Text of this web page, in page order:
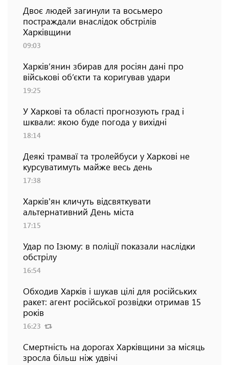
Двоє людей загинули та восьмеро
постраждали внаслідок обстрілів
Харківщини
09:03
Харків’янин збирав для росіян дані про
військові об’єкти та коригував удари
19:25
У Харкові та області прогнозують град і
шквали: якою буде погода у вихідні
18:14
Деякі трамваї та тролейбуси у Харкові не
курсуватимуть майже весь день
17:38
Харків'ян кличуть відсвяткувати
альтернативний День міста
17:15
Удар по Ізюму: в поліції показали наслідки
обстрілу
16:54
Обходив Харків і шукав цілі для російських
ракет: агент російської розвідки отримав 15
років
16:23
Смертність на дорогах Харківщини за місяць
зросла більш ніж удвічі